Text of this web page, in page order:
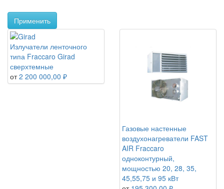
Применить
Излучатели ленточного
типа Fraccaro Girad
сверхтемные
от 2 200 000,00 ₽
Газовые настенные
воздухонагреватели FAST
AIR Fraccaro
одноконтурный,
мощностью 20, 28, 35,
45,55,75 и 95 кВт